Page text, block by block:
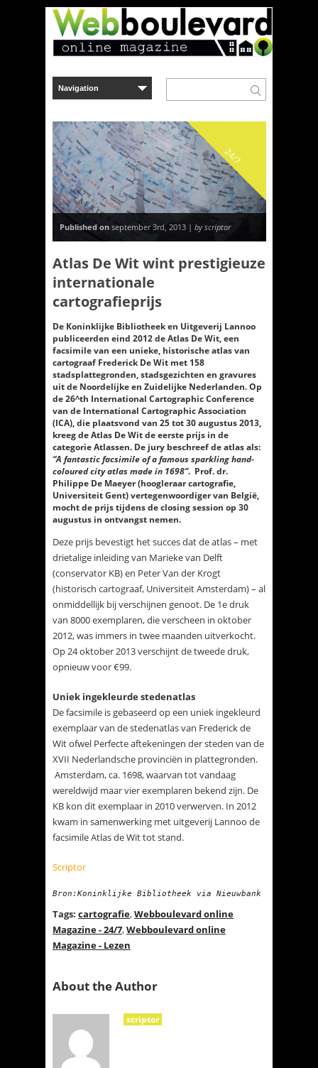
24/7
Published on september 3rd, 2013 | by scriptor
Atlas De Wit wint prestigieuze
internationale
cartografieprijs
De Koninklijke Bibliotheek en Uitgeverij Lannoo
publiceerden eind 2012 de Atlas De Wit, een
facsimile van een unieke, historische atlas van
cartograaf Frederick De Wit met 158
stadsplattegronden, stadsgezichten en gravures
uit de Noordelijke en Zuidelijke Nederlanden. Op
de 26^th International Cartographic Conference
van de International Cartographic Association
(ICA), die plaatsvond van 25 tot 30 augustus 2013,
kreeg de Atlas De Wit de eerste prijs in de
categorie Atlassen. De jury beschreef de atlas als:
“A fantastic facsimile of a famous sparkling hand-
coloured city atlas made in 1698”. Prof. dr.
Philippe De Maeyer (hoogleraar cartografie,
Universiteit Gent) vertegenwoordiger van België,
mocht de prijs tijdens de closing session op 30
augustus in ontvangst nemen.
Deze prijs bevestigt het succes dat de atlas – met
drietalige inleiding van Marieke van Delft
(conservator KB) en Peter Van der Krogt
(historisch cartograaf, Universiteit Amsterdam) – al
onmiddellijk bij verschijnen genoot. De 1e druk
van 8000 exemplaren, die verscheen in oktober
2012, was immers in twee maanden uitverkocht.
Op 24 oktober 2013 verschijnt de tweede druk,
opnieuw voor €99.
Uniek ingekleurde stedenatlas
De facsimile is gebaseerd op een uniek ingekleurd
exemplaar van de stedenatlas van Frederick de
Wit ofwel Perfecte aftekeningen der steden van de
XVII Nederlandsche provinciën in plattegronden.
Amsterdam, ca. 1698, waarvan tot vandaag
wereldwijd maar vier exemplaren bekend zijn. De
KB kon dit exemplaar in 2010 verwerven. In 2012
kwam in samenwerking met uitgeverij Lannoo de
facsimile Atlas de Wit tot stand.
Scriptor
Bron:Koninklijke Bibliotheek via Nieuwbank
Tags: cartografie,Webboulevard online
Magazine - 24/7,Webboulevard online
Magazine - Lezen
About the Author
scriptor